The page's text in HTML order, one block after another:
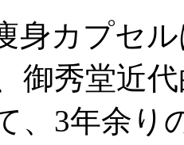
身カプセ
御秀堂近
、3年余り